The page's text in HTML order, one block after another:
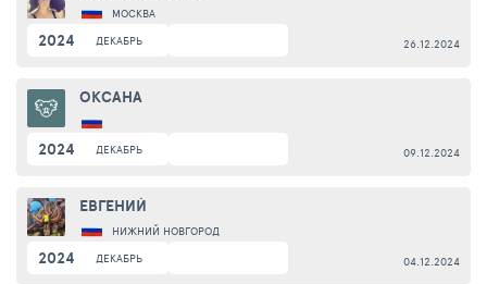
МОСКВА
2024 ДЕКАБРЬ 26.12.2024
ОКСАНА
2024 ДЕКАБРЬ 09.12.2024
ЕВГЕНИЙ
НИЖНИЙ НОВГОРОД
2024 ДЕКАБРЬ 04.12.2024